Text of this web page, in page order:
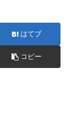
はてブ
コピー